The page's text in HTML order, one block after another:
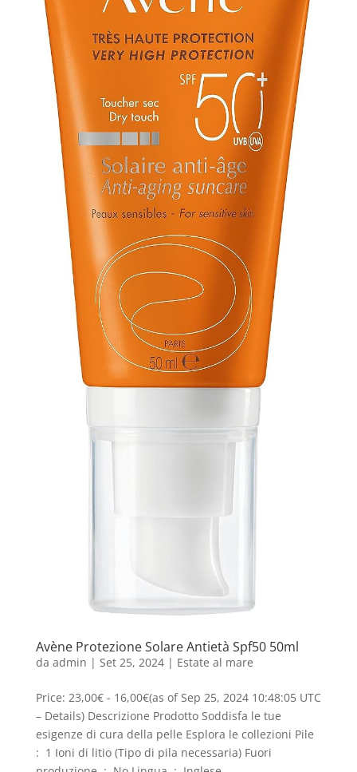
Avène Protezione Solare Antietà Spf50 50ml
da admin | Set 25, 2024| Estate al mare
Price: 23,00€ - 16,00€(as of Sep 25, 2024 10:48:05 UTC
– Details) Descrizione Prodotto Soddisfa le tue
esigenze di cura della pelle Esplora le collezioni Pile ‏
: ‎ 1 Ioni di litio (Tipo di pila necessaria) Fuori